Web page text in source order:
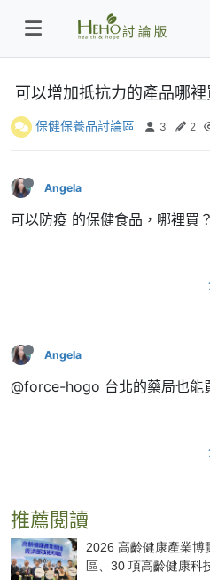
可以增加抵抗力的產品哪裡
保健保養品討論區 3 2
Angela
可以防疫 的保健食品，哪裡買
Angela
@force-hogo 台北的藥局也能
推薦閱讀